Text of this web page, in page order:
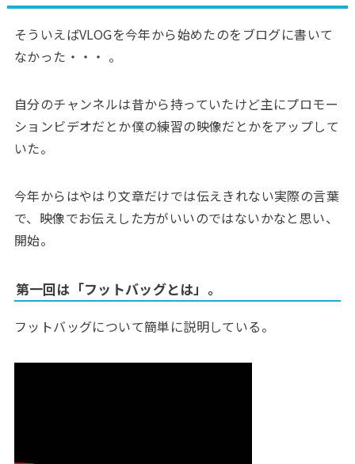
そういえばVLOGを今年から始めたのをブログに書いて
なかった・・・ 。
自分のチャンネルは昔から持っていたけど主にプロモー
ションビデオだとか僕の練習の映像だとかをアップして
いた。
今年からはやはり文章だけでは伝えきれない実際の言葉
で、映像でお伝えした方がいいのではないかなと思い、
開始。
第一回は「フットバッグとは」。
フットバッグについて簡単に説明している。